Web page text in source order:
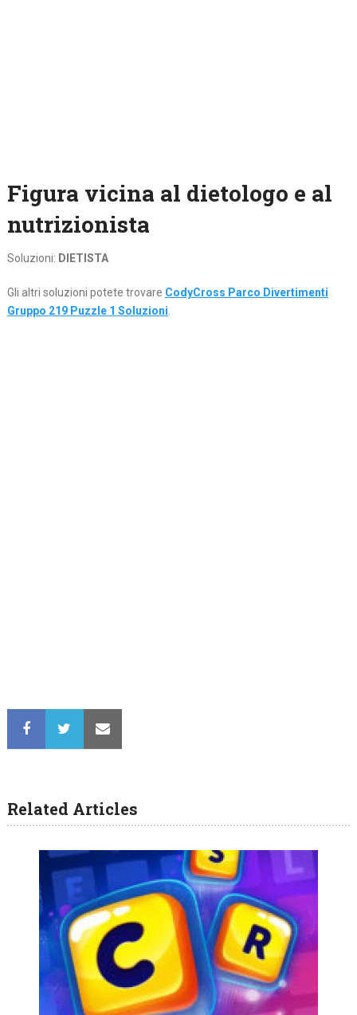
Figura vicina al dietologo e al
nutrizionista
Soluzioni: DIETISTA
Gli altri soluzioni potete trovare CodyCross Parco Divertimenti
Gruppo 219 Puzzle 1 Soluzioni.
Related Articles